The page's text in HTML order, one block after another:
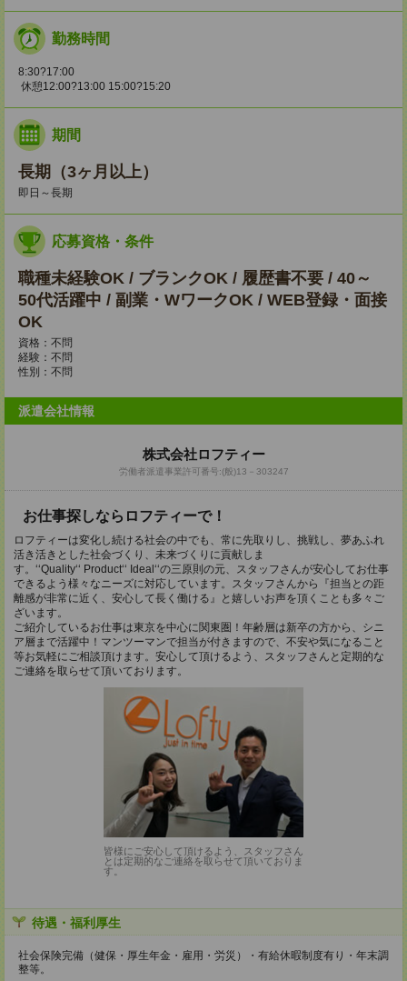
勤務時間
8:30?17:00
休憩12:00?13:00 15:00?15:20
期間
長期（3ヶ月以上）
即日～長期
応募資格・条件
職種未経験OK / ブランクOK / 履歴書不要 / 40～
50代活躍中 / 副業・WワークOK / WEB登録・面接
OK
資格：不問
経験：不問
性別：不問
派遣会社情報
株式会社ロフティー
労働者派遣事業許可番号:(般)13－303247
お仕事探しならロフティーで！
ロフティーは変化し続ける社会の中でも、常に先取りし、挑戦し、夢あふれ
活き活きとした社会づくり、未来づくりに貢献しま
す。‘‘Quality‘‘ Product‘‘ Ideal‘‘の三原則の元、スタッフさんが安心してお仕事
できるよう様々なニーズに対応しています。スタッフさんから『担当との距
離感が非常に近く、安心して長く働ける』と嬉しいお声を頂くことも多々ご
ざいます。
ご紹介しているお仕事は東京を中心に関東圏！年齢層は新卒の方から、シニ
ア層まで活躍中！マンツーマンで担当が付きますので、不安や気になること
等お気軽にご相談頂けます。安心して頂けるよう、スタッフさんと定期的な
ご連絡を取らせて頂いております。
皆様にご安心して頂けるよう、スタッフさん
とは定期的なご連絡を取らせて頂いておりま
す。
待遇・福利厚生
社会保険完備（健保・厚生年金・雇用・労災）・有給休暇制度有り・年末調
整等。